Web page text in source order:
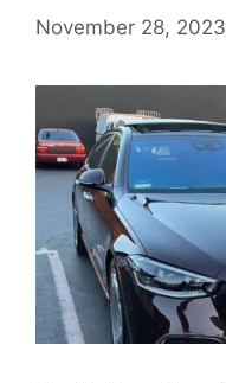
November 28, 2023